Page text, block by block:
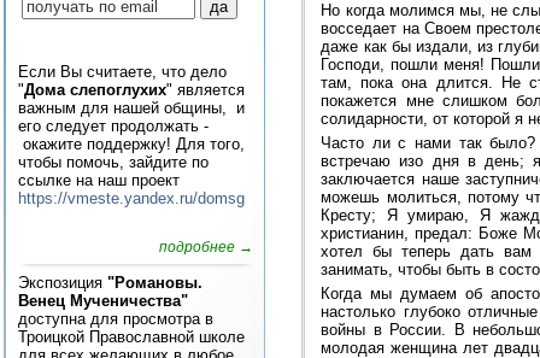
Если Вы считаете, что дело
"Дома слепоглухих" является
важным для нашей общины, и
его следует продолжать -
окажите поддержку! Для того,
чтобы помочь, зайдите по
ссылке на наш проект
https://vmeste.yandex.ru/domsg
подробнее →
Экспозиция "Романовы.
Венец Мученичества"
доступна для просмотра в
Троицкой Православной школе
Но когда молимся мы, не
восседает на Своем
даже как бы издали, из
Господи, пошли меня!
там, пока она длится. Не
покажется мне слишком
солидарности, от которой я
Часто ли с нами так
встречаю изо дня в день;
заключается наше
можешь молиться, потому
Кресту; Я умираю, Я
христианин, предал: Боже
хотел бы теперь дать вам
занимать, чтобы быть в
Когда мы думаем об
настолько глубоко
войны в России. В
молодая женщина лет